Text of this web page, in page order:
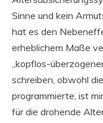
Sinne und kein
hat es den
erheblichem Maße
„kopflos-
schreiben, obwohl
programmierte, ist
für die drohende